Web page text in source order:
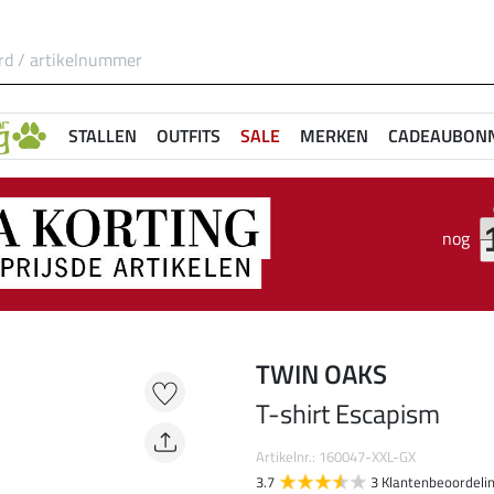
STALLEN OUTFITS SALE MERKEN
nog
TWIN OAKS
T-shirt Escapism
Artikelnr.: 160047-XXL-GX
3.7
3